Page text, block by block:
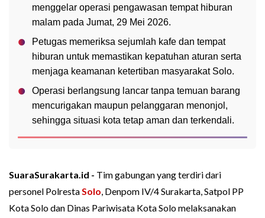
menggelar operasi pengawasan tempat hiburan
malam pada Jumat, 29 Mei 2026.
Petugas memeriksa sejumlah kafe dan tempat
hiburan untuk memastikan kepatuhan aturan serta
menjaga keamanan ketertiban masyarakat Solo.
Operasi berlangsung lancar tanpa temuan barang
mencurigakan maupun pelanggaran menonjol,
sehingga situasi kota tetap aman dan terkendali.
SuaraSurakarta.id - Tim gabungan yang terdiri dari
personel PolrestaSolo, Denpom IV/4 Surakarta, Satpol PP
Kota Solo dan Dinas Pariwisata Kota Solo melaksanakan